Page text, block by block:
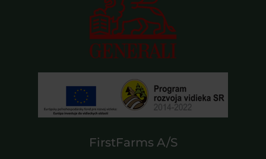
FirstFarms A/S